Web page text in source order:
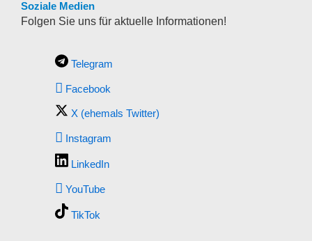
Soziale Medien
Folgen Sie uns für aktuelle Informationen!
Telegram
Facebook
X (ehemals Twitter)
Instagram
LinkedIn
YouTube
TikTok